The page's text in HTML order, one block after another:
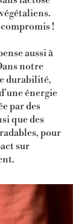
!
aussi à
notre
durabilité,
énergie
par des
que des
pour
sur